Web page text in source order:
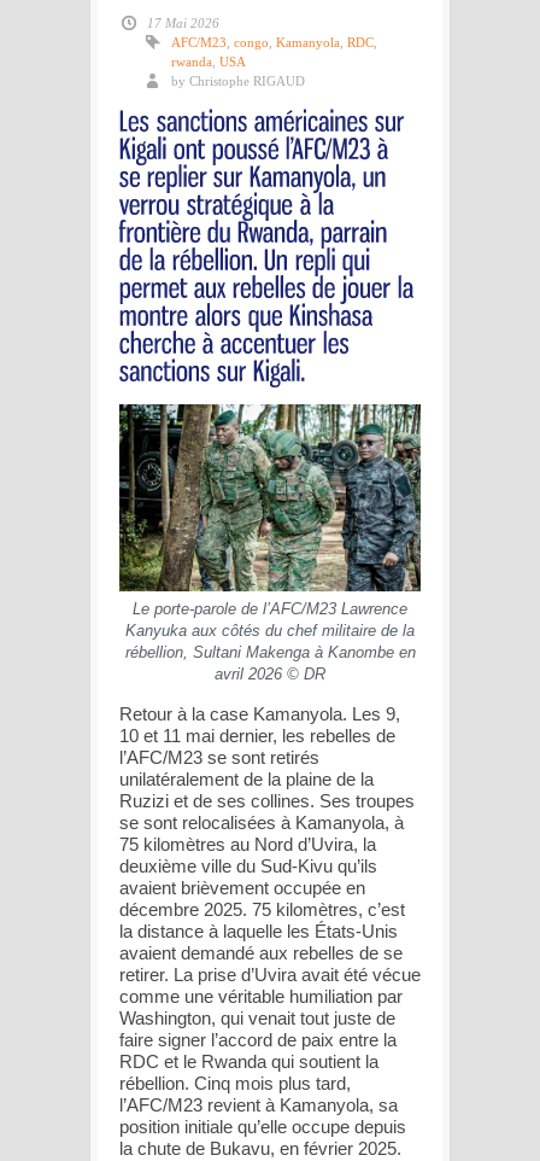
17 Mai 2026
AFC/M23 congo Kamanyola RDC
rwanda USA
by Christophe RIGAUD
Le porte-parole de l’AFC/M23 Lawrence
Kanyuka aux côtés du chef militaire de la
rébellion, Sultani Makenga à Kanombe en
avril 2026 © DR
Retour à la case Kamanyola. Les 9,
10 et 11 mai dernier, les rebelles de
l’AFC/M23 se sont retirés
unilatéralement de la plaine de la
Ruzizi et de ses collines. Ses troupes
se sont relocalisées à Kamanyola, à
75 kilomètres au Nord d’Uvira, la
deuxième ville du Sud-Kivu qu’ils
avaient brièvement occupée en
décembre 2025. 75 kilomètres, c’est
la distance à laquelle les États-Unis
avaient demandé aux rebelles de se
retirer. La prise d’Uvira avait été vécue
comme une véritable humiliation par
Washington, qui venait tout juste de
faire signer l’accord de paix entre la
RDC et le Rwanda qui soutient la
rébellion. Cinq mois plus tard,
l’AFC/M23 revient à Kamanyola, sa
position initiale qu’elle occupe depuis
la chute de Bukavu, en février 2025.